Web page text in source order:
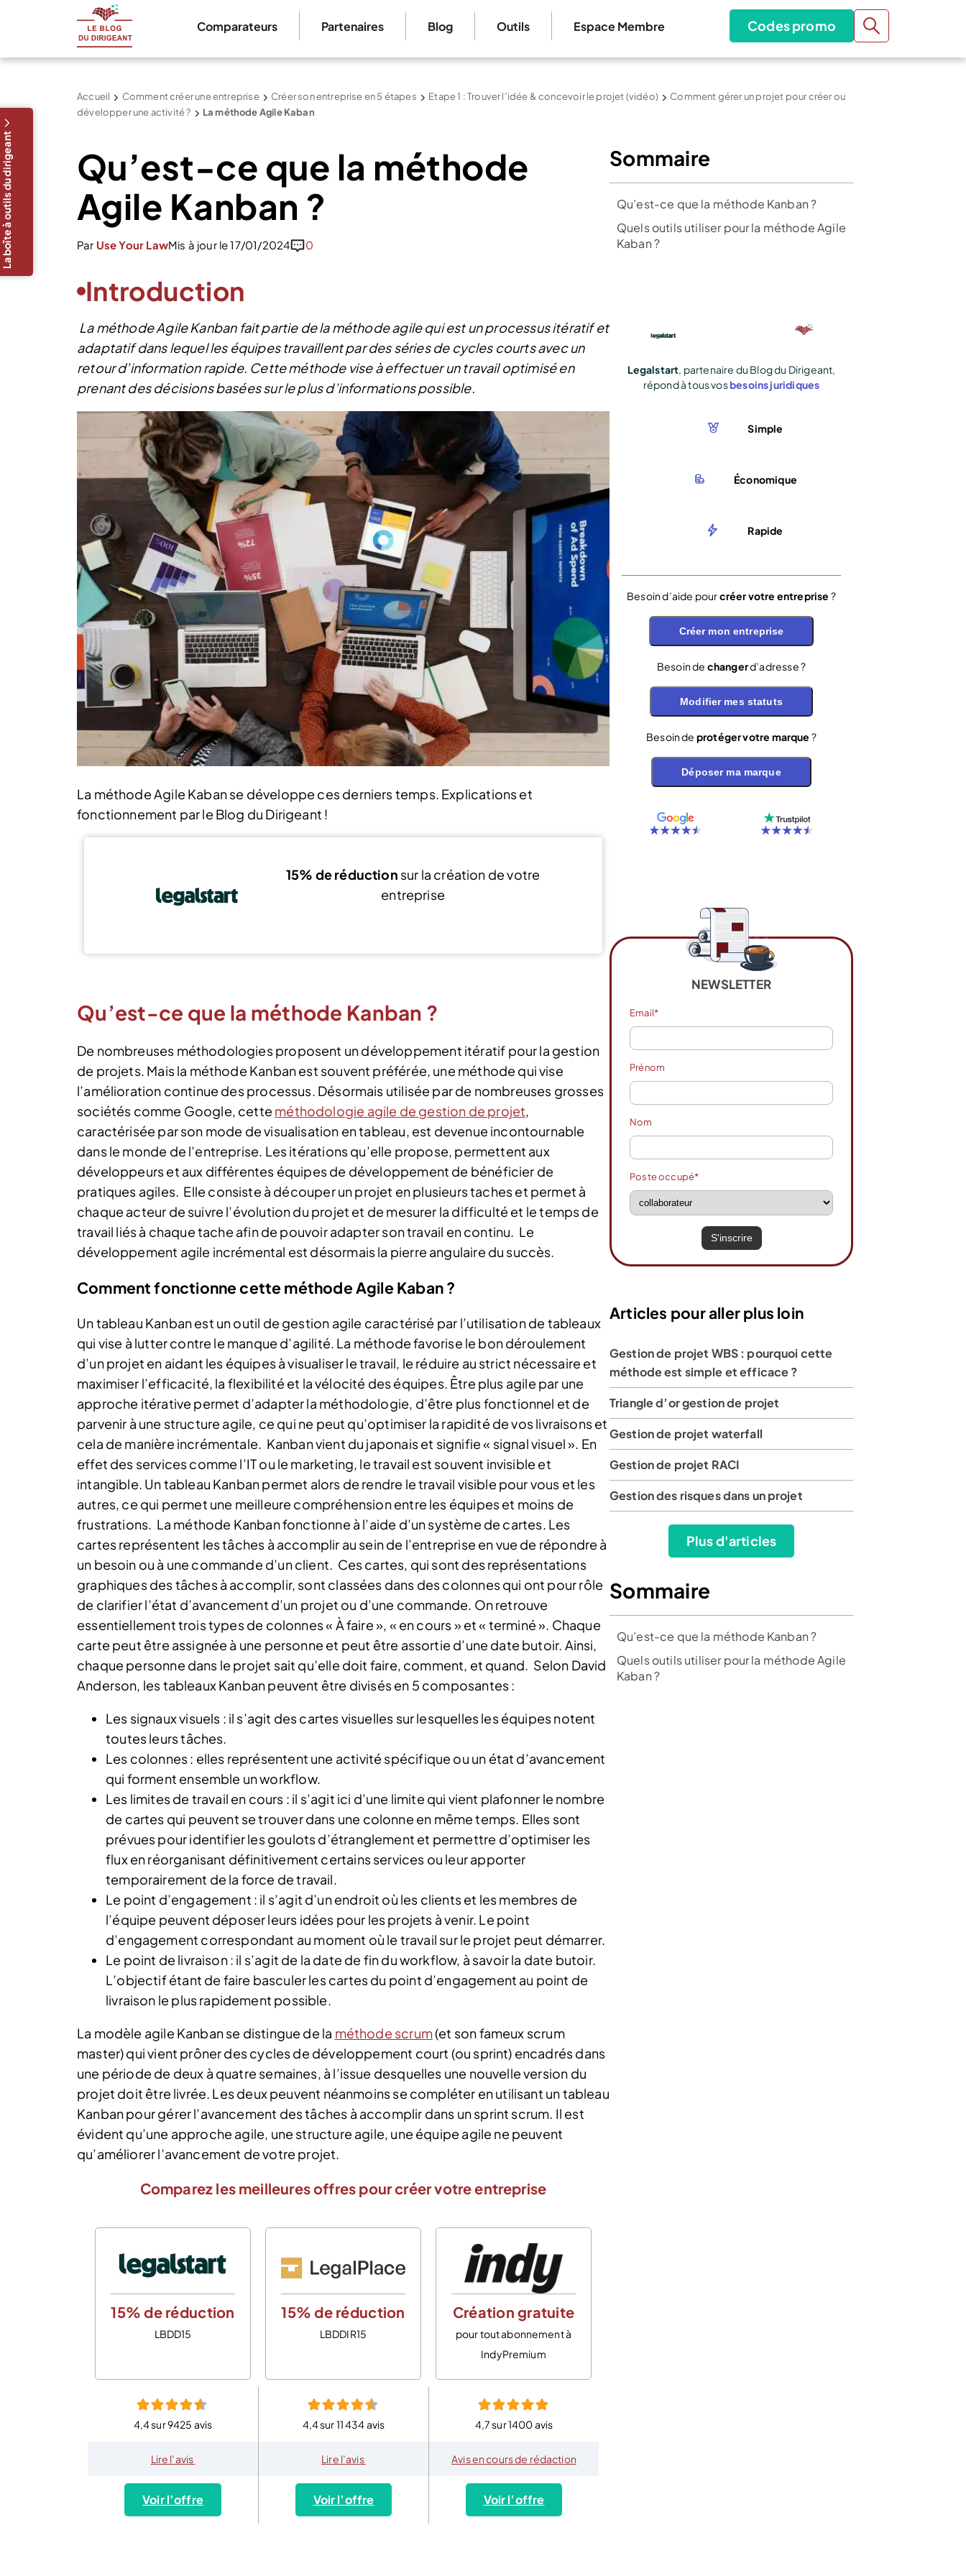
Comparateurs Partenaires Blog Outils Espace Membre Codes promo
Accueil Comment créer une entreprise Créer son entreprise en 5 étapes Etape 1 : Trouver l’idée & concevoir le projet (vidéo)
Comment gérer un projet pour créer ou
développer une activité ?
La méthode Agile Kaban
Qu’est-ce que la méthode
Agile Kanban ?
Par Use Your LawMis à jour le 17/01/2024 0
Introduction
La méthode Agile Kanban fait partie de la méthode agile qui est un processus itératif et
adaptatif dans lequel les équipes travaillent par des séries de cycles courts avec un
retour d’information rapide. Cette méthode vise à effectuer un travail optimisé en
prenant des décisions basées sur le plus d’informations possible.
La boîte à outils du dirigeant
La méthode Agile Kaban se développe ces derniers temps. Explications et
fonctionnement par le Blog du Dirigeant !
15% de réduction sur la création de votre
entreprise
Qu’est-ce que la méthode Kanban ?
De nombreuses méthodologies proposent un développement itératif pour la gestion
de projets. Mais la méthode Kanban est souvent préférée, une méthode qui vise
l’amélioration continue des processus. Désormais utilisée par de nombreuses grosses
sociétés comme Google, cette méthodologie agile de gestion de projet,
caractérisée par son mode de visualisation en tableau, est devenue incontournable
dans le monde de l’entreprise. Les itérations qu’elle propose, permettent aux
développeurs et aux différentes équipes de développement de bénéficier de
pratiques agiles. Elle consiste à découper un projet en plusieurs taches et permet à
chaque acteur de suivre l’évolution du projet et de mesurer la difficulté et le temps de
travail liés à chaque tache afin de pouvoir adapter son travail en continu. Le
développement agile incrémental est désormais la pierre angulaire du succès.
Comment fonctionne cette méthode Agile Kaban ?
Un tableau Kanban est un outil de gestion agile caractérisé par l’utilisation de tableaux
qui vise à lutter contre le manque d’agilité. La méthode favorise le bon déroulement
d’un projet en aidant les équipes à visualiser le travail, le réduire au strict nécessaire et
maximiser l’efficacité, la flexibilité et la vélocité des équipes. Être plus agile par une
approche itérative permet d’adapter la méthodologie, d’être plus fonctionnel et de
parvenir à une structure agile, ce qui ne peut qu’optimiser la rapidité de vos livraisons et
cela de manière incrémentale.
Kanban vient du japonais et signifie « signal visuel ». En
effet des services comme l’IT ou le marketing, le travail est souvent invisible et
intangible. Un tableau Kanban permet alors de rendre le travail visible pour vous et les
autres, ce qui permet une meilleure compréhension entre les équipes et moins de
frustrations. La méthode Kanban fonctionne à l’aide d’un système de cartes. Les
cartes représentent les tâches à accomplir au sein de l’entreprise en vue de répondre à
un besoin ou à une commande d’un client.
Ces cartes, qui sont des représentations
graphiques des tâches à accomplir, sont classées dans des colonnes qui ont pour rôle
de clarifier l’état d’avancement d’un projet ou d’une commande. On retrouve
essentiellement trois types de colonnes « À faire », « en cours » et « terminé ». Chaque
carte peut être assignée à une personne et peut être assortie d’une date butoir. Ainsi,
chaque personne dans le projet sait qu’elle doit faire, comment, et quand.
Selon David
Anderson, les tableaux Kanban peuvent être divisés en 5 composantes :
Les signaux visuels : il s’agit des cartes visuelles sur lesquelles les équipes notent
toutes leurs tâches.
Les colonnes : elles représentent une activité spécifique ou un état d’avancement
qui forment ensemble un workflow.
Les limites de travail en cours : il s’agit ici d’une limite qui vient plafonner le nombre
de cartes qui peuvent se trouver dans une colonne en même temps. Elles sont
prévues pour identifier les goulots d’étranglement et permettre d’optimiser les
flux en réorganisant définitivement certains services ou leur apporter
temporairement de la force de travail.
Le point d’engagement : il s’agit d’un endroit où les clients et les membres de
l’équipe peuvent déposer leurs idées pour les projets à venir. Le point
d’engagement correspondant au moment où le travail sur le projet peut démarrer.
Le point de livraison : il s’agit de la date de fin du workflow, à savoir la date butoir.
L’objectif étant de faire basculer les cartes du point d’engagement au point de
livraison le plus rapidement possible.
La modèle agile Kanban se distingue de la méthode scrum(et son fameux scrum
master) qui vient prôner des cycles de développement court (ou sprint) encadrés dans
une période de deux à quatre semaines, à l’issue desquelles une nouvelle version du
projet doit être livrée. Les deux peuvent néanmoins se compléter en utilisant un tableau
Kanban pour gérer l’avancement des tâches à accomplir dans un sprint scrum. Il est
évident qu’une approche agile, une structure agile, une équipe agile ne peuvent
qu’améliorer l’avancement de votre projet.
Comparez les meilleures offres pour créer votre entreprise
15% de réduction
LBDD15
4,4 sur 9425 avis
Lire l’avis
Voir l’offre
15% de réduction
LBDDIR15
4,4 sur 11 434 avis
Lire l’avis
Voir l’offre
Création gratuite
pour tout abonnement à
IndyPremium
4,7 sur 1400 avis
Avis en cours de rédaction
Voir l’offre
Sommaire
Qu’est-ce que la méthode Kanban ?
Quels outils utiliser pour la méthode Agile
Kaban ?
Legalstart, partenaire du Blog du Dirigeant,
répond à tous vosbesoins juridiques
Simple
Économique
Rapide
Besoin d’aide pourcréer votre entreprise ?
Créer mon entreprise
Besoin de changerd’adresse ?
Modifier mes statuts
Besoin de protéger votre marque ?
Déposer ma marque
NEWSLETTER
Email*
Prénom
Nom
Poste occupé*
Articles pour aller plus loin
Gestion de projet WBS : pourquoi cette
méthode est simple et efficace ?
Triangle d’or gestion de projet
Gestion de projet waterfall
Gestion de projet RACI
Gestion des risques dans un projet
Plus d'articles
Sommaire
Qu’est-ce que la méthode Kanban ?
Quels outils utiliser pour la méthode Agile
Kaban ?